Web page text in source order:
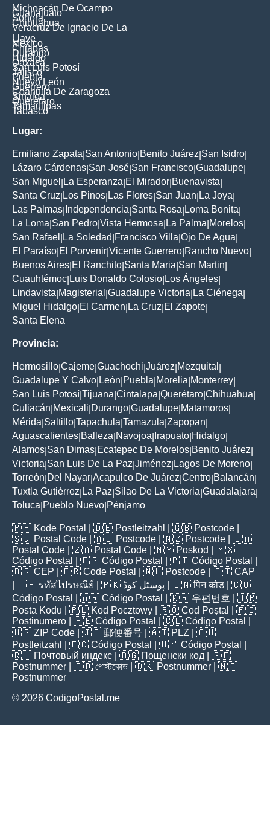
Michoacán De Ocampo
Guanajuato
Sonora
Chihuahua
Veracruz De Ignacio De La
Llave
México
Chiapas
Durango
Hidalgo
Oaxaca
San Luis Potosí
Jalisco
Puebla
Nuevo León
Guerrero
Coahuila De Zaragoza
Sinaloa
Querétaro
Tamaulipas
Tabasco
Lugar:
Emiliano Zapata San Antonio Benito Juárez San Isidro
Lázaro Cárdenas San José San Francisco Guadalupe
San Miguel
La Esperanza El Mirador Buenavista
Santa Cruz Los Pinos Las Flores San Juan La Joya
Las Palmas Independencia Santa Rosa Loma Bonita
La Loma San Pedro Vista Hermosa La Palma Morelos
San Rafael
La Soledad Francisco Villa Ojo De Agua
El Paraíso El Porvenir Vicente Guerrero Rancho Nuevo
Buenos Aires El Ranchito Santa Maria San Martin
Cuauhtémoc Luis Donaldo Colosio Los Ángeles
Lindavista Magisterial Guadalupe Victoria La Ciénega
Miguel Hidalgo El Carmen La Cruz El Zapote
Santa Elena
Provincia:
Hermosillo Cajeme Guachochi Juárez Mezquital
Guadalupe Y Calvo León Puebla Morelia Monterrey
San Luis Potosí Tijuana Cintalapa Querétaro Chihuahua
Culiacán Mexicali Durango Guadalupe Matamoros
Mérida Saltillo Tapachula Tamazula Zapopan
Aguascalientes Balleza Navojoa Irapuato Hidalgo
Alamos San Dimas Ecatepec De Morelos Benito Juárez
Victoria San Luis De La Paz Jiménez Lagos De Moreno
Torreón Del Nayar Acapulco De Juárez Centro Balancán
Tuxtla Gutiérrez La Paz Silao De La Victoria Guadalajara
Toluca Pueblo Nuevo Pénjamo
🇵🇭 Kode Postal | 🇩🇪 Postleitzahl | 🇬🇧 Postcode
🇸🇬 Postal Code | 🇦🇺 Postcode | 🇳🇿 Postcode | 🇨🇦
Postal Code | 🇿🇦 Postal Code | 🇲🇾 Poskod
| 🇲🇽
Código Postal
| 🇪🇸 Código Postal | 🇵🇹 Código Postal
🇧🇷 CEP | 🇫🇷 Code Postal | 🇳🇱 Postcode | 🇮🇹 CAP
| 🇹🇭 รหัสไปรษณีย์ | 🇵🇰 پوسٹل کوڈ | 🇮🇳पिन कोड | 🇨🇴
Código Postal
| 🇦🇷 Código Postal | 🇰🇷 우편번호
| 🇹🇷
Posta Kodu | 🇵🇱 Kod Pocztowy | 🇷🇴 Cod Poștal
| 🇫🇮
Postinumero | 🇵🇪 Código Postal | 🇨🇱 Código Postal
🇺🇸 ZIP Code | 🇯🇵 郵便番号 | 🇦🇹 PLZ | 🇨🇭
Postleitzahl
| 🇪🇨 Código Postal | 🇺🇾 Código Postal
🇷🇺 Почтовый индекс | 🇧🇬 Пощенски код | 🇸🇪
Postnummer | 🇧🇩 পোস্টকোড | 🇩🇰 Postnummer | 🇳🇴
Postnummer
© 2026 CodigoPostal.me